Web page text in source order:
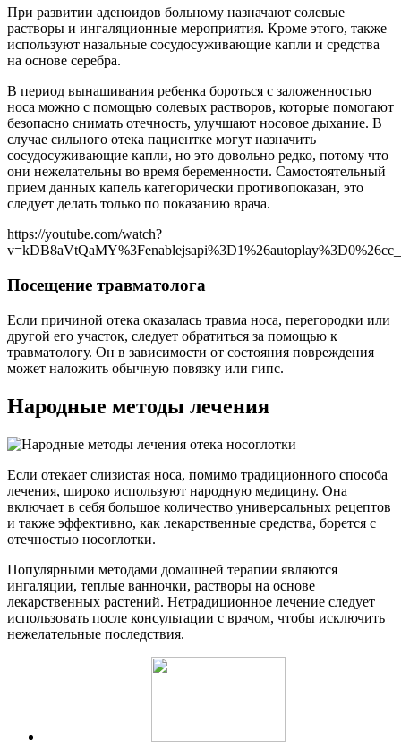
При развитии аденоидов больному назначают солевые
растворы и ингаляционные мероприятия. Кроме этого, также
используют назальные сосудосуживающие капли и средства
на основе серебра.
В период вынашивания ребенка бороться с заложенностью
носа можно с помощью солевых растворов, которые помогают
безопасно снимать отечность, улучшают носовое дыхание. В
случае сильного отека пациентке могут назначить
сосудосуживающие капли, но это довольно редко, потому что
они нежелательны во время беременности. Самостоятельный
прием данных капель категорически противопоказан, это
следует делать только по показанию врача.
https://youtube.com/watch?
Посещение травматолога
Если причиной отека оказалась травма носа, перегородки или
другой его участок, следует обратиться за помощью к
травматологу. Он в зависимости от состояния повреждения
может наложить обычную повязку или гипс.
Народные методы лечения
Если отекает слизистая носа, помимо традиционного способа
лечения, широко используют народную медицину. Она
включает в себя большое количество универсальных рецептов
и также эффективно, как лекарственные средства, борется с
отечностью носоглотки.
Популярными методами домашней терапии являются
ингаляции, теплые ванночки, растворы на основе
лекарственных растений. Нетрадиционное лечение следует
использовать после консультации с врачом, чтобы исключить
нежелательные последствия.